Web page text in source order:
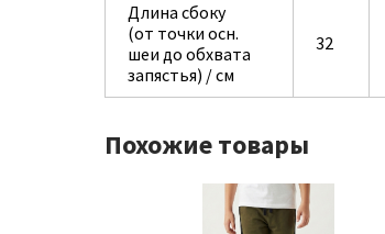
Длина сбоку
(от точки осн.
шеи до обхвата
запястья) / см
32
Похожие товары